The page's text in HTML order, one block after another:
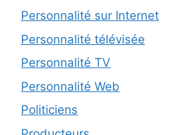
Personnalité sur Internet
Personnalité télévisée
Personnalité TV
Personnalité Web
Politiciens